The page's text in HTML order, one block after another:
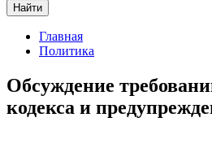
Найти
Главная
Политика
Обсуждение
кодекса и